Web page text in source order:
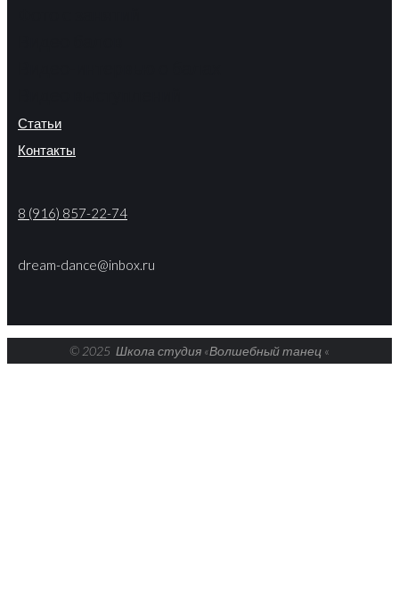
Статьи
Контакты
8 (916) 857-22-74
dream-dance@inbox.ru
© 2025 Школа студия «Волшебный танец «